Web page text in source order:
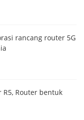
rancang router 5G
R5, Router bentuk